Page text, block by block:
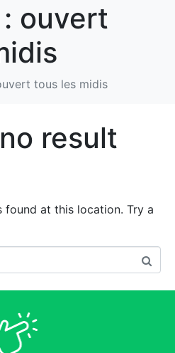
ouvert
tous les midis
result
found at this location. Try a